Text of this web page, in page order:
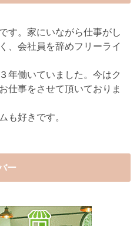
す。家にいながら仕事がし
、会社員を辞めフリーライ
年働いていました。今はク
仕事をさせて頂いておりま
も好きです。
ー